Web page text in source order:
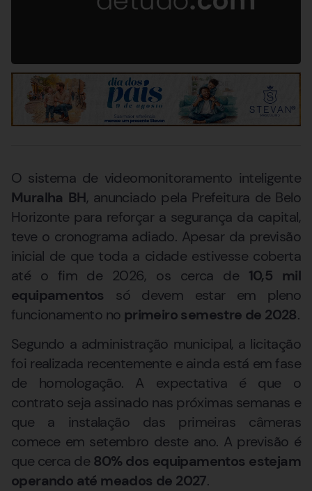
O sistema de videomonitoramento inteligente
Muralha BH, anunciado pela Prefeitura de Belo
Horizonte para reforçar a segurança da capital,
teve o cronograma adiado. Apesar da previsão
inicial de que toda a cidade estivesse coberta
até o fim de 2026, os cerca de 10,5 mil
equipamentos só devem estar em pleno
funcionamento no primeiro semestre de 2028.
Segundo a administração municipal, a licitação
foi realizada recentemente e ainda está em fase
de homologação. A expectativa é que o
contrato seja assinado nas próximas semanas e
que a instalação das primeiras câmeras
comece em setembro deste ano. A previsão é
que cerca de 80% dos equipamentos estejam
operando até meados de 2027.